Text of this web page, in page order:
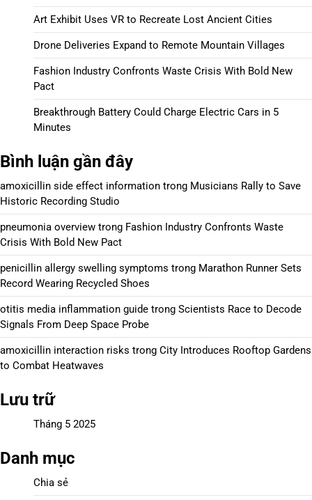
Art Exhibit Uses VR to Recreate Lost Ancient Cities
Drone Deliveries Expand to Remote Mountain Villages
Fashion Industry Confronts Waste Crisis With Bold New
Pact
Breakthrough Battery Could Charge Electric Cars in 5
Minutes
Bình luận gần đây
amoxicillin side effect information trong Musicians Rally to Save
Historic Recording Studio
pneumonia overview trong Fashion Industry Confronts Waste
Crisis With Bold New Pact
penicillin allergy swelling symptoms trong Marathon Runner Sets
Record Wearing Recycled Shoes
otitis media inflammation guide trong Scientists Race to Decode
Signals From Deep Space Probe
amoxicillin interaction risks trong City Introduces Rooftop Gardens
to Combat Heatwaves
Lưu trữ
Tháng 5 2025
Danh mục
Chia sẻ